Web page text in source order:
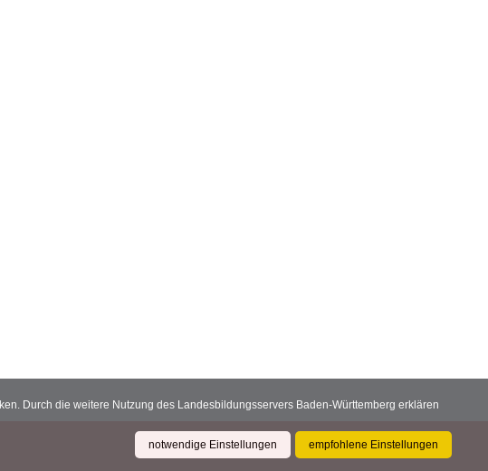
Durch die weitere Nutzung des Landesbildungsservers Baden-Württemberg erklären
notwendige Einstellungen
empfohlene Einstellungen